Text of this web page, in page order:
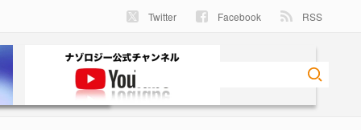
Twitter Facebook RSS